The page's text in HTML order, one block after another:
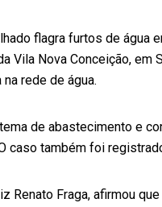
flagra furtos de água
Nova Conceição, em
rede de água.
de abastecimento e
caso também foi
Renato Fraga, afirmou